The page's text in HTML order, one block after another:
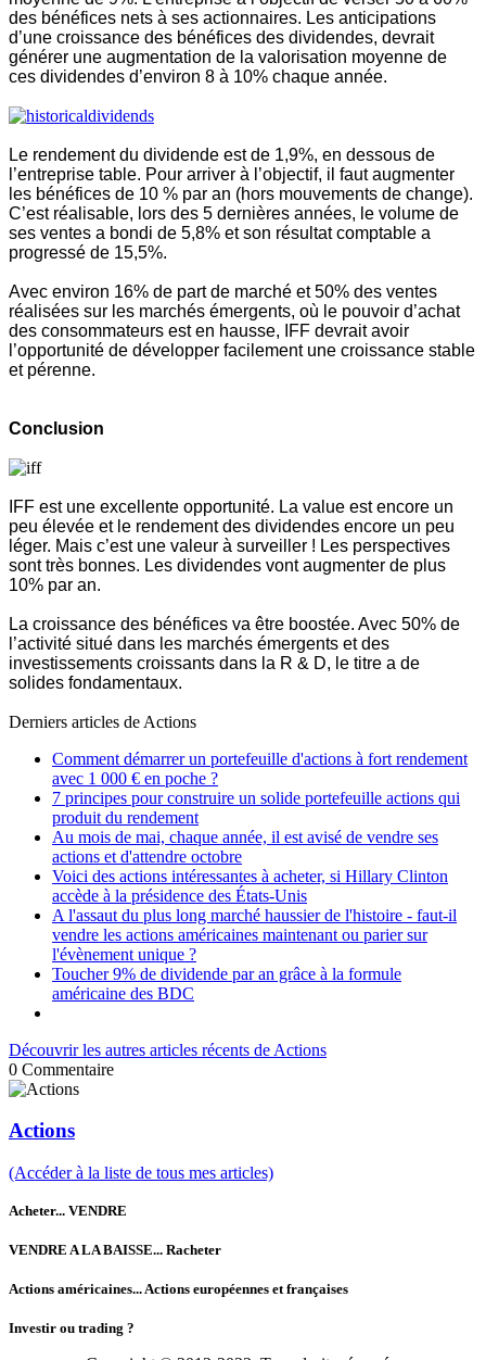
des bénéfices nets à ses actionnaires. Les anticipations
d’une croissance des bénéfices des dividendes, devrait
générer une augmentation de la valorisation moyenne de
ces dividendes d’environ 8 à 10% chaque année.
Le rendement du dividende est de 1,9%, en dessous de
l’entreprise table. Pour arriver à l’objectif, il faut augmenter
les bénéfices de 10 % par an (hors mouvements de change).
C’est réalisable, lors des 5 dernières années, le volume de
ses ventes a bondi de 5,8% et son résultat comptable a
progressé de 15,5%.
Avec environ 16% de part de marché et 50% des ventes
réalisées sur les marchés émergents, où le pouvoir d’achat
des consommateurs est en hausse, IFF devrait avoir
l’opportunité de développer facilement une croissance stable
et pérenne.
Conclusion
IFF est une excellente opportunité. La value est encore un
peu élevée et le rendement des dividendes encore un peu
léger. Mais c’est une valeur à surveiller ! Les perspectives
sont très bonnes. Les dividendes vont augmenter de plus
10% par an.
La croissance des bénéfices va être boostée. Avec 50% de
l’activité situé dans les marchés émergents et des
investissements croissants dans la R & D, le titre a de
solides fondamentaux.
Derniers articles de Actions
Comment démarrer un portefeuille d'actions à fort rendement
avec 1 000 € en poche ?
7 principes pour construire un solide portefeuille actions qui
produit du rendement
Au mois de mai, chaque année, il est avisé de vendre ses
actions et d'attendre octobre
Voici des actions intéressantes à acheter, si Hillary Clinton
accède à la présidence des États-Unis
A l'assaut du plus long marché haussier de l'histoire - faut-il
vendre les actions américaines maintenant ou parier sur
l'évènement unique ?
Toucher 9% de dividende par an grâce à la formule
américaine des BDC
Découvrir les autres articles récents de Actions
0 Commentaire
Actions
(Accéder à la liste de tous mes articles)
Acheter... VENDRE
VENDRE A LA BAISSE... Racheter
Actions américaines... Actions européennes et françaises
Investir ou trading ?